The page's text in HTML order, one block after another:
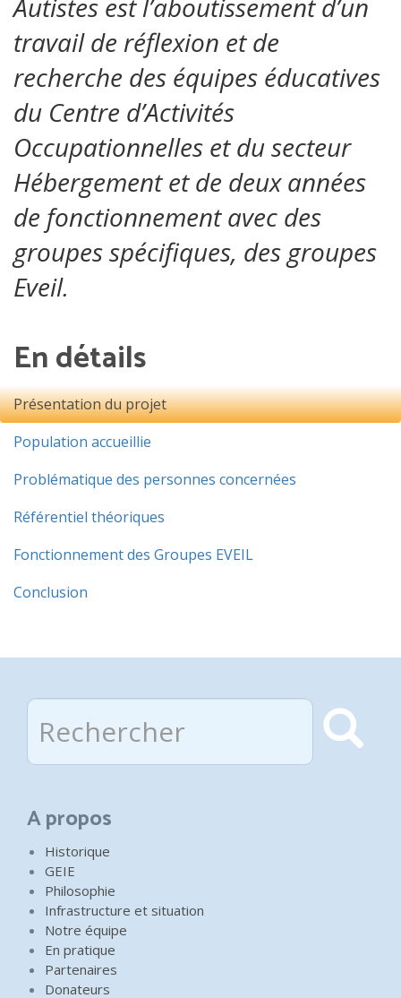
travail de réflexion et de
recherche des équipes éducatives
du Centre d’Activités
Occupationnelles et du secteur
Hébergement et de deux années
de fonctionnement avec des
groupes spécifiques, des groupes
Eveil.
En détails
Présentation du projet
Population accueillie
Problématique des personnes concernées
Référentiel théoriques
Fonctionnement des Groupes EVEIL
Conclusion
Rechercher
A propos
Historique
GEIE
Philosophie
Infrastructure et situation
Notre équipe
En pratique
Partenaires
Donateurs